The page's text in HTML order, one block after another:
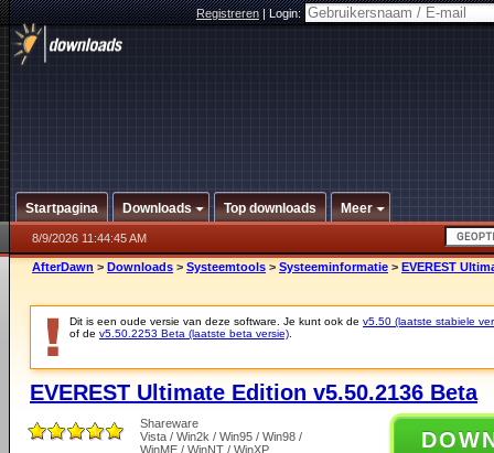
Registreren|Login:
Startpagina Downloads Top downloads Meer
8/9/2026 11:44:45 AM
AfterDawn > Downloads > Systeemtools > Systeeminformatie > EVEREST
Dit is een oude versie van deze software. Je kunt ook de v5.50 (laatste stabiele
of de v5.50.2253 Beta (laatste beta versie)
EVEREST Ultimate Edition v5.50.2136 Beta
Shareware
Vista / Win2k / Win95 / Win98 /
WinME / WinNT / WinXP